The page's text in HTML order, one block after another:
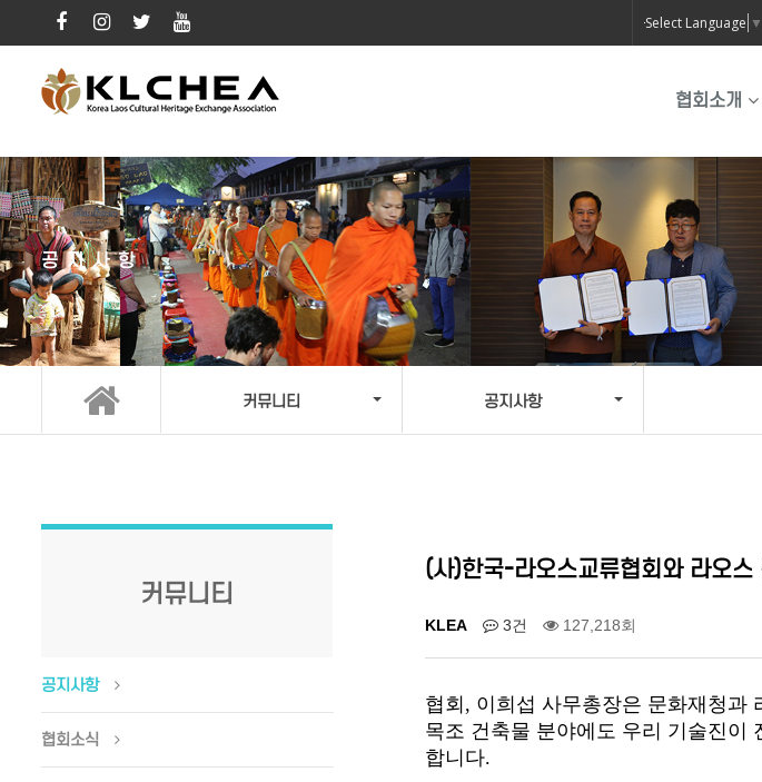
Select Language ▼
협회소개
공지사항
커뮤니티 공지사항
커뮤니티
공지사항
협회소식
(사)한국-라오스교류협회와 라오
KLEA 3건 127,218회
협회, 이희섭 사무총장은 문화재청과
목조 건축물 분야에도 우리 기술진이
합니다.